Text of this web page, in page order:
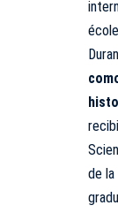
de la